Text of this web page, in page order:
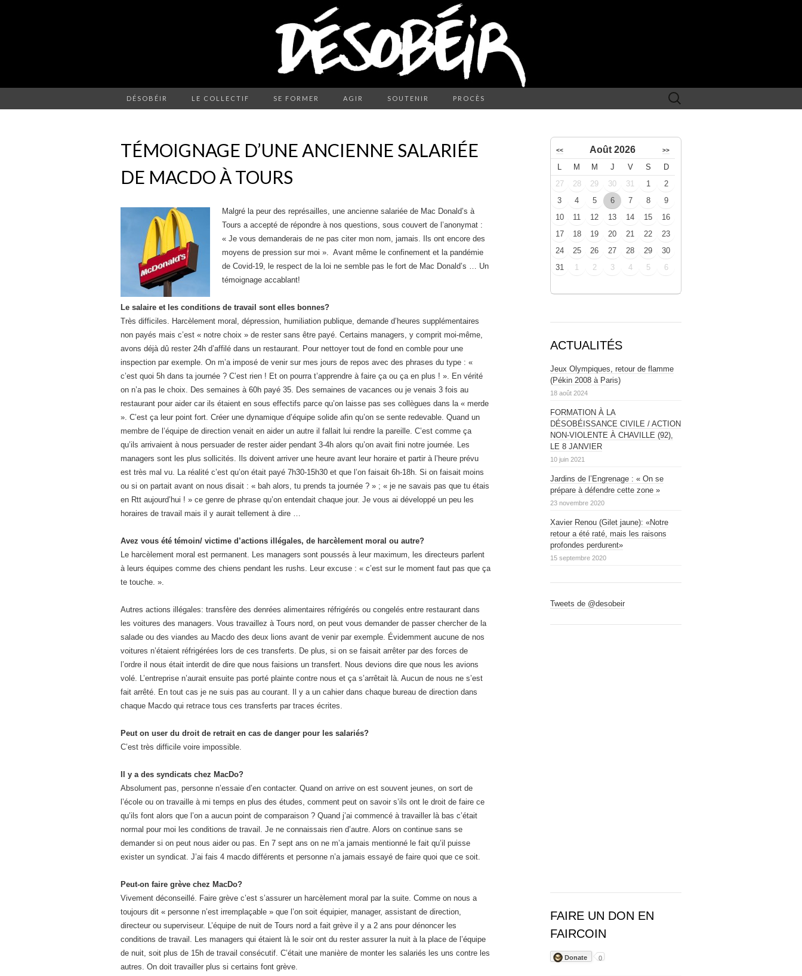
DÉSOBÉIR LE COLLECTIF SE FORMER AGIR SOUTENIR PROCÈS Rechercher :
TÉMOIGNAGE D’UNE ANCIENNE SALARIÉE
DE MACDO À TOURS
Malgré la peur des représailles, une ancienne salariée de Mac Donald’s à
Tours a accepté de répondre à nos questions, sous couvert de l’anonymat :
« Je vous demanderais de ne pas citer mon nom, jamais. Ils ont encore des
moyens de pression sur moi ». Avant même le confinement et la pandémie
de Covid-19, le respect de la loi ne semble pas le fort de Mac Donald’s … Un
témoignage accablant!
Le salaire et les conditions de travail sont elles bonnes?
Très difficiles. Harcèlement moral, dépression, humiliation publique, demande d’heures supplémentaires
non payés mais c’est « notre choix » de rester sans être payé. Certains managers, y comprit moi-même,
avons déjà dû rester 24h d’affilé dans un restaurant. Pour nettoyer tout de fond en comble pour une
inspection par exemple. On m’a imposé de venir sur mes jours de repos avec des phrases du type : «
c’est quoi 5h dans ta journée ? C’est rien ! Et on pourra t’apprendre à faire ça ou ça en plus ! ». En vérité
on n’a pas le choix. Des semaines à 60h payé 35. Des semaines de vacances ou je venais 3 fois au
restaurant pour aider car ils étaient en sous effectifs parce qu’on laisse pas ses collègues dans la « merde
». C’est ça leur point fort. Créer une dynamique d’équipe solide afin qu’on se sente redevable. Quand un
membre de l’équipe de direction venait en aider un autre il fallait lui rendre la pareille. C’est comme ça
qu’ils arrivaient à nous persuader de rester aider pendant 3-4h alors qu’on avait fini notre journée. Les
managers sont les plus sollicités. Ils doivent arriver une heure avant leur horaire et partir à l’heure prévu
est très mal vu. La réalité c’est qu’on était payé 7h30-15h30 et que l’on faisait 6h-18h. Si on faisait moins
ou si on partait avant on nous disait : « bah alors, tu prends ta journée ? » ; « je ne savais pas que tu étais
en Rtt aujourd’hui ! » ce genre de phrase qu’on entendait chaque jour. Je vous ai développé un peu les
horaires de travail mais il y aurait tellement à dire …
Avez vous été témoin/ victime d’actions illégales, de harcèlement moral ou autre?
Le harcèlement moral est permanent. Les managers sont poussés à leur maximum, les directeurs parlent
à leurs équipes comme des chiens pendant les rushs. Leur excuse : « c’est sur le moment faut pas que ça
te touche. ».
Autres actions illégales: transfère des denrées alimentaires réfrigérés ou congelés entre restaurant dans
les voitures des managers. Vous travaillez à Tours nord, on peut vous demander de passer chercher de la
salade ou des viandes au Macdo des deux lions avant de venir par exemple. Évidemment aucune de nos
voitures n’étaient réfrigérées lors de ces transferts. De plus, si on se faisait arrêter par des forces de
l’ordre il nous était interdit de dire que nous faisions un transfert. Nous devions dire que nous les avions
volé. L’entreprise n’aurait ensuite pas porté plainte contre nous et ça s’arrêtait là. Aucun de nous ne s’est
fait arrêté. En tout cas je ne suis pas au courant.
Il y a un cahier dans chaque bureau de direction dans
chaque Macdo qui retrace tous ces transferts par traces écrites.
Peut on user du droit de retrait en cas de danger pour les salariés?
C’est très difficile voire impossible.
Il y a des syndicats chez MacDo?
Absolument pas, personne n’essaie d’en contacter. Quand on arrive on est souvent jeunes, on sort de
l’école ou on travaille à mi temps en plus des études, comment peut on savoir s’ils ont le droit de faire ce
qu’ils font alors que l’on a aucun point de comparaison ? Quand j’ai commencé à travailler là bas c’était
normal pour moi les conditions de travail. Je ne connaissais rien d’autre. Alors on continue sans se
demander si on peut nous aider ou pas. En 7 sept ans on ne m’a jamais mentionné le fait qu’il puisse
exister un syndicat. J’ai fais 4 macdo différents et personne n’a jamais essayé de faire quoi que ce soit.
Peut-on faire grève chez MacDo?
Vivement déconseillé. Faire grève c’est s’assurer un harcèlement moral par la suite. Comme on nous a
toujours dit « personne n’est irremplaçable » que l’on soit équipier, manager, assistant de direction,
directeur ou superviseur. L’équipe de nuit de Tours nord a fait grève il y a 2 ans pour dénoncer les
conditions de travail. Les managers qui étaient là le soir ont du rester assurer la nuit à la place de l’équipe
de nuit, soit plus de 15h de travail consécutif. C’était une manière de monter les salariés les uns contre les
autres. On doit travailler plus si certains font grève.
<< Août 2026 >>
L M M J V S
D
27
28 29 30 31 1
2
3
4 5 6 7 8
9
10
11 12 13 14 15
16
17
18 19 20 21 22
23
24
25 26 27 28 29
30
31
1 2 3 4 5 6
ACTUALITÉS
Jeux Olympiques, retour de flamme
(Pékin 2008 à Paris)
18 août 2024
FORMATION À LA
DÉSOBÉISSANCE CIVILE / ACTION
NON-VIOLENTE À CHAVILLE (92),
LE 8 JANVIER
10 juin 2021
Jardins de l’Engrenage : « On se
prépare à défendre cette zone »
23 novembre 2020
Xavier Renou (Gilet jaune): «Notre
retour a été raté, mais les raisons
profondes perdurent»
15 septembre 2020
Tweets de @desobeir
FAIRE UN DON EN
FAIRCOIN
Donate 0